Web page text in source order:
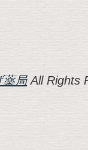
薬局All Rights